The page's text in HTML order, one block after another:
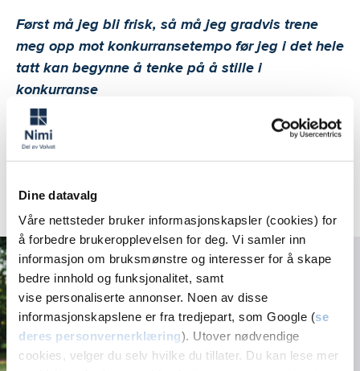
Dine datavalg
Våre nettsteder bruker informasjonskapsler (cookies) for
å forbedre brukeropplevelsen for deg. Vi samler inn
informasjon om bruksmønstre og interesser for å skape
bedre innhold og funksjonalitet, samt
vise personaliserte annonser. Noen av disse
informasjonskapslene er fra tredjepart, som Google (se
deres personvernerklæring). Utover nødvendige
cookies, velger du selv hvilke du tillater. Du kan lese mer
Først må jeg bli frisk, så må jeg gradvis trene
meg opp mot konkurransetempo før jeg i det hele
tatt kan begynne å tenke på å stille i
konkurranse
Relaterte artikler
Kjeveplager og TMD –
utredning og
behandling